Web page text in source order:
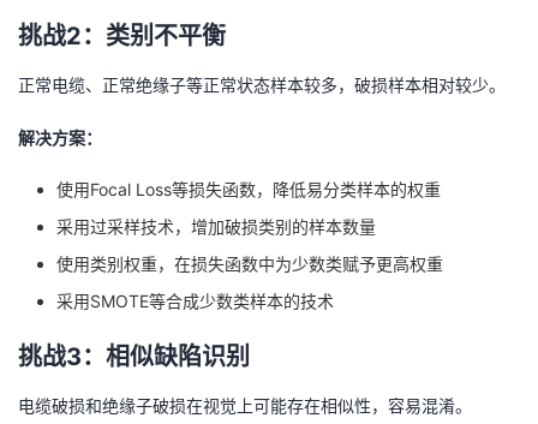
挑战2：类别不平衡
正常电缆、正常绝缘子等正常状态样本较多，破损样本相对较少。
解决方案：
使用Focal Loss等损失函数，降低易分类样本的权重
采用过采样技术，增加破损类别的样本数量
使用类别权重，在损失函数中为少数类赋予更高权重
采用SMOTE等合成少数类样本的技术
挑战3：相似缺陷识别
电缆破损和绝缘子破损在视觉上可能存在相似性，容易混淆。